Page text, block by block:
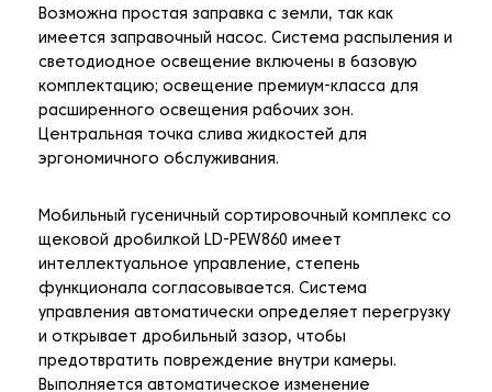
Возможна простая заправка с земли, так как
имеется заправочный насос. Система распыления и
светодиодное освещение включены в базовую
комплектацию; освещение премиум-класса для
расширенного освещения рабочих зон.
Центральная точка слива жидкостей для
эргономичного обслуживания.
Мобильный гусеничный сортировочный комплекс со
щековой дробилкой LD-PEW860 имеет
интеллектуальное управление, степень
функционала согласовывается. Система
управления автоматически определяет перегрузку
и открывает дробильный зазор, чтобы
предотвратить повреждение внутри камеры.
Выполняется автоматическое изменение